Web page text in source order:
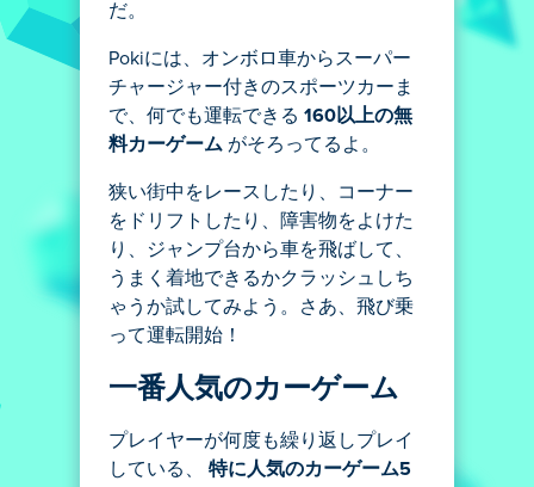
だ。
Pokiには、オンボロ車からスーパー
チャージャー付きのスポーツカーま
で、何でも運転できる 160以上の無
料カーゲーム がそろってるよ。
狭い街中をレースしたり、コーナー
をドリフトしたり、障害物をよけた
り、ジャンプ台から車を飛ばして、
うまく着地できるかクラッシュしち
ゃうか試してみよう。さあ、飛び乗
って運転開始！
一番人気のカーゲーム
プレイヤーが何度も繰り返しプレイ
している、 特に人気のカーゲーム5